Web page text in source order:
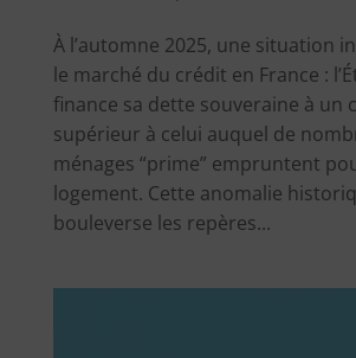
À l’automne 2025, une situation
le marché du crédit en France :
finance sa dette souveraine à un
supérieur à celui auquel de
ménages “prime” empruntent
logement. Cette anomalie
bouleverse les repères...